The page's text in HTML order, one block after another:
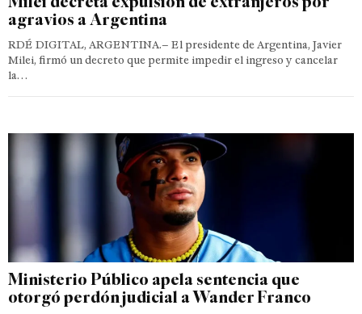
agravios a Argentina
RDÉ DIGITAL, ARGENTINA.– El presidente de Argentina, Javier
Milei, firmó un decreto que permite impedir el ingreso y cancelar
la…
Ministerio Público apela sentencia que
otorgó perdón judicial a Wander Franco